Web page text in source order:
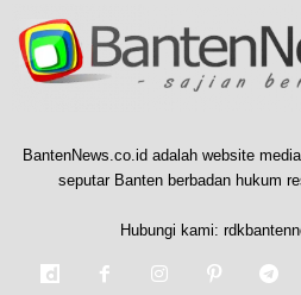
BantenNews.co.id adalah website
seputar Banten berbadan hukum
Hubungi kami: